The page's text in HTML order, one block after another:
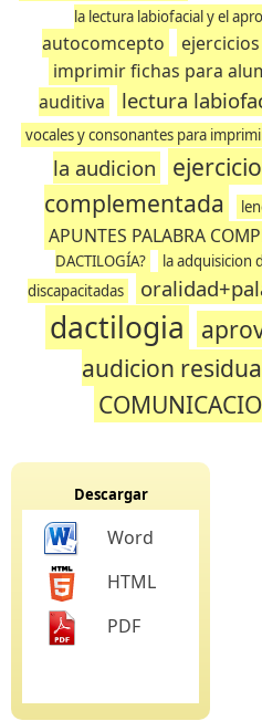
la lectura labiofacial y el
autocomcepto
imprimir fichas para
auditiva
lectura
vocales y consonantes para
la audicion
complementada
APUNTES PALABRA
DACTILOGÍA?
la adquisicion
discapacitadas
dactilogia
audicion
Descargar
Word
HTML
PDF